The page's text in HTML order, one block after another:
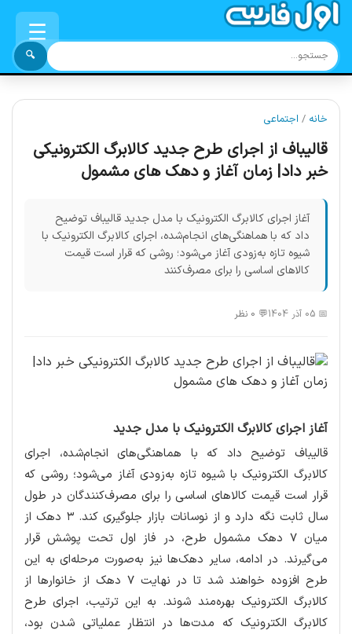
☰
🔍
خانه / اجتماعی
قالیباف از اجرای طرح جدید کالابرگ الکترونیکی
خبر داد| زمان آغاز و دهک های مشمول
آغاز اجرای کالابرگ الکترونیک با مدل جدید قالیباف توضیح
داد که با هماهنگی‌های انجام‌شده، اجرای کالابرگ الکترونیک با
شیوه تازه به‌زودی آغاز می‌شود؛ روشی که قرار است قیمت
کالاهای اساسی را برای مصرف‌کنند
📅 05 آذر 1404 💬 0 نظر
آغاز اجرای کالابرگ الکترونیک با مدل جدید
قالیباف توضیح داد که با هماهنگی‌های انجام‌شده، اجرای
کالابرگ الکترونیک با شیوه تازه به‌زودی آغاز می‌شود؛ روشی که
قرار است قیمت کالاهای اساسی را برای مصرف‌کنندگان در طول
سال ثابت نگه دارد و از نوسانات بازار جلوگیری کند. ۳ دهک از
میان ۷ دهک مشمول طرح، در فاز اول تحت پوشش قرار
می‌گیرند. در ادامه، سایر دهک‌ها نیز به‌صورت مرحله‌ای به این
طرح افزوده خواهند شد تا در نهایت ۷ دهک از خانوارها از
کالابرگ الکترونیک بهره‌مند شوند. به این ترتیب، اجرای طرح
کالابرگ الکترونیک که مدت‌ها در انتظار عملیاتی شدن بود،